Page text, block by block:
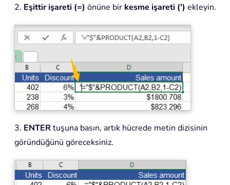
2. Eşittir işareti (=) önüne bir kesme işareti (') ekleyin.
3. ENTERtuşuna basın, artık hücrede metin dizisinin
göründüğünü göreceksiniz.